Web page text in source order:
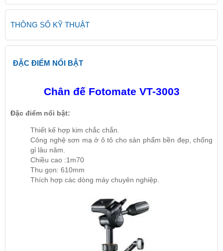
THÔNG SỐ KỸ THUẬT
ĐẶC ĐIỂM NỔI BẬT
Chân đế Fotomate VT-3003
Đặc điểm nổi bật:
Thiết kế hợp kim chắc chắn.
Công nghệ sơn mạ ở ô tô cho sản phẩm bền đẹp, chống
gỉ lâu năm.
Chiều cao :1m70
Thu gọn: 610mm
Thích hợp các dòng máy chuyên nghiệp.